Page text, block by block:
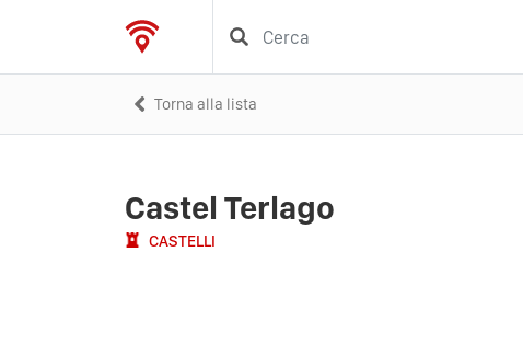
Torna alla lista
Castel Terlago
CASTELLI